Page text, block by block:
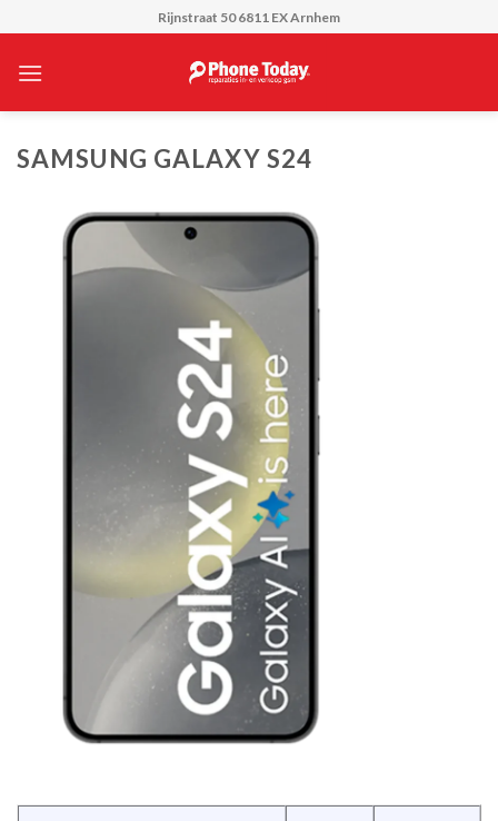
content
Rijnstraat 50 6811 EX Arnhem
SAMSUNG GALAXY S24